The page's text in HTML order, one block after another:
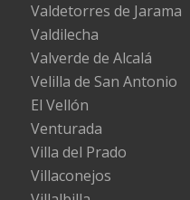
Valdetorres de Jarama
Valdilecha
Valverde de Alcalá
Velilla de San Antonio
El Vellón
Venturada
Villa del Prado
Villaconejos